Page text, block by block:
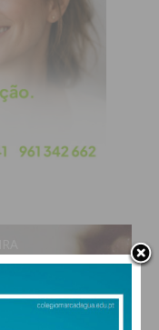
52% humidade